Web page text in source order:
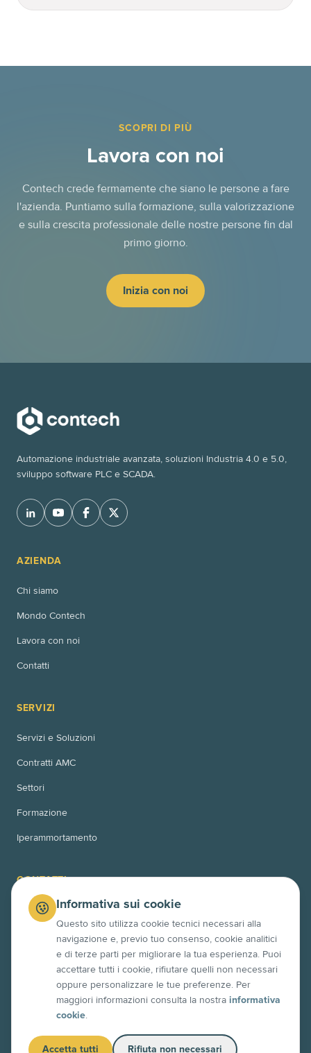
SCOPRI DI PIÙ
Lavora con noi
Contech crede fermamente che siano le persone a fare
l'azienda. Puntiamo sulla formazione, sulla valorizzazione
e sulla crescita professionale delle nostre persone fin dal
primo giorno.
Inizia con noi
Automazione industriale avanzata, soluzioni Industria 4.0 e 5.0,
sviluppo software PLC e SCADA.
AZIENDA
Chi siamo
Mondo Contech
Lavora con noi
Contatti
SERVIZI
Servizi e Soluzioni
Contratti AMC
Settori
Formazione
Iperammortamento
CONTATTI
Via Bussoleno 11
00166 Roma (RM)
63845 Ponzano di Fermo (FM)
info@contech.xyz
Informativa sui cookie
Questo sito utilizza cookie tecnici necessari alla
navigazione e, previo tuo consenso, cookie analitici
e di terze parti per migliorare la tua esperienza. Puoi
accettare tutti i cookie, rifiutare quelli non necessari
oppure personalizzare le tue preferenze. Per
maggiori informazioni consulta la nostra informativa
cookie.
Accetta tutti Rifiuta non necessari